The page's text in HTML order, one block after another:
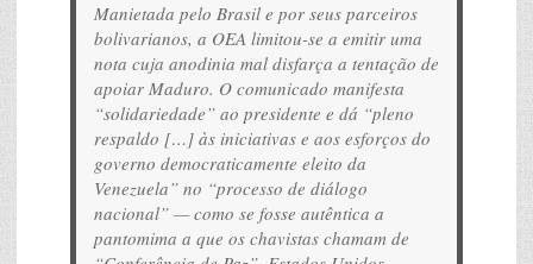
Manietada pelo Brasil e por seus parceiros
bolivarianos, a OEA limitou-se a emitir uma
nota cuja anodinia mal disfarça a tentação de
apoiar Maduro. O comunicado manifesta
“solidariedade” ao presidente e dá “pleno
respaldo […] às iniciativas e aos esforços do
governo democraticamente eleito da
Venezuela” no “processo de diálogo
nacional” — como se fosse autêntica a
pantomima a que os chavistas chamam de